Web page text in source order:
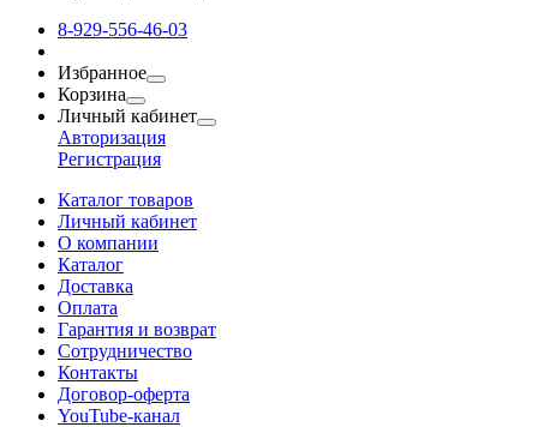
8-929-556-46-03
Избранное
Корзина
Личный кабинет
Авторизация
Регистрация
Каталог товаров
Личный кабинет
О компании
Каталог
Доставка
Оплата
Гарантия и возврат
Сотрудничество
Контакты
Договор-оферта
YouTube-канал